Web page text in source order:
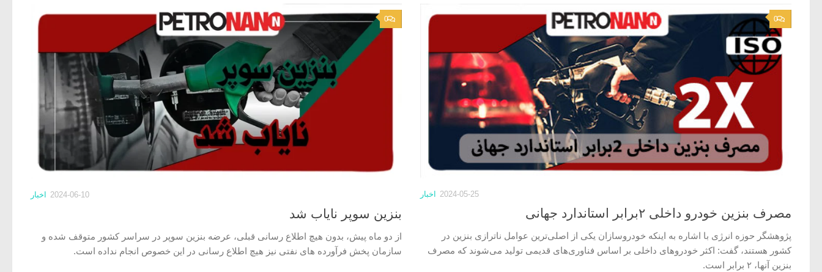
0
اخبار 2024-06-10
بنزین سوپر نایاب شد
از دو ماه پیش، بدون هیچ اطلاع رسانی قبلی، عرضه بنزین سوپر در سراسر کشور متوقف شده و
سازمان پخش فرآورده های نفتی نیز هیچ اطلاع رسانی در این خصوص انجام نداده است.
0
اخبار 2024-05-25
مصرف بنزین خودرو داخلی ۲برابر استاندارد جهانی
پژوهشگر حوزه انرژی با اشاره به اینکه خودروسازان یکی از اصلی‌ترین عوامل ناترازی بنزین در
کشور هستند، گفت: اکثر خودروهای داخلی بر اساس فناوری‌های قدیمی تولید می‌شوند که مصرف
بنزین آنها، ۲ برابر است.